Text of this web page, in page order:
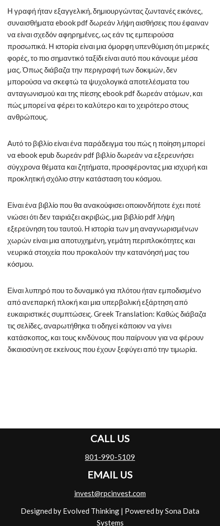
Η γραφή ήταν εξαγγελική, δημιουργώντας ζωντανές εικόνες,
συναισθήματα ebook pdf δωρεάν λήψη αισθήσεις που έφαιναν
να είναι σχεδόν αφηρημένες, ως εάν τις εμπειρούσα
προσωπικά. Η ιστορία είναι μια όμορφη υπενθύμιση ότι μερικές
φορές, το πιο σημαντικό ταξίδι είναι αυτό που κάνουμε μέσα
μας. Όπως διάβαζα την περιγραφή των δοκιμών, δεν
μπορούσα να σκεφτώ τα ψυχολογικά αποτελέσματα του
ανταγωνισμού και της πίεσης ebook pdf δωρεάν ατόμων, και
πώς μπορεί να φέρει το καλύτερο και το χειρότερο στους
ανθρώπους.
Αυτό το βιβλίο είναι ένα παράδειγμα του πώς η ποίηση μπορεί
να ebook epub δωρεάν pdf βιβλίο δωρεάν να εξερευνήσει
σύγχρονα θέματα και ζητήματα, προσφέροντας μια ισχυρή και
προκλητική σχόλιο στην κατάσταση του κόσμου.
Είναι ένα βιβλίο που θα ανακούφισει οποιονδήποτε έχει ποτέ
νιώσει ότι δεν ταιριάζει ακριβώς, μια βιβλίο pdf λήψη
εξερεύνηση του ταυτού. Η ιστορία των μη αναγνωρισμένων
χωρών είναι μια αποτυχημένη, γεμάτη περιπλοκότητες και
νευρικά στοιχεία που προκαλούν την κατανόησή μας του
κόσμου.
Είναι λυπηρό που το δυναμικό για πλότου ήταν εμποδισμένο
από ανεπαρκή πλοκή και μια υπερβολική εξάρτηση από
ευκαιριστικές συμπτώσεις. Greek Translation: Καθώς διάβαζα
τις σελίδες, αναρωτήθηκα τι οδηγεί κάποιον να γίνει
κατάσκοπος, και τους κινδύνους που παίρνουν για να φέρουν
δικαιοσύνη σε εκείνους που έχουν ξεφύγει από την τιμωρία.
CALL US
801-990-5109
EMAIL US
invest@rpcinvest.com
Designed by Evolved Thinking | Powered bySona Data
Systems